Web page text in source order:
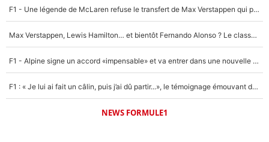
F1 - Une légende de McLaren refuse le transfert de Max Verstappen qui pourrait «faire des vagues» et plomber l'ambiance dans l'équipe
Max Verstappen, Lewis Hamilton… et bientôt Fernando Alonso ? Le classement des pilotes les mieux payés en Formule 1 risque de changer !
F1 - Alpine signe un accord «impensable» et va entrer dans une nouvelle dimension : Grande nouvelle pour Pierre Gasly !
F1 : « Je lui ai fait un câlin, puis j’ai dû partir...», le témoignage émouvant de Max Verstappen sur sa fille
NEWS FORMULE1